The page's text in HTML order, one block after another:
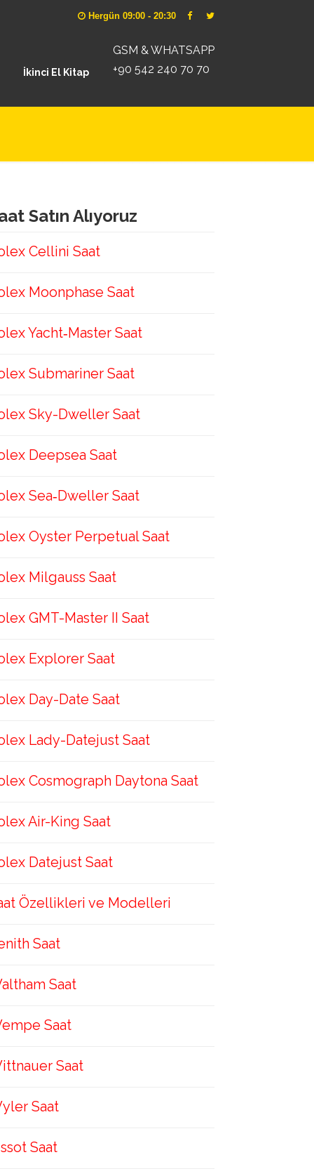
Hergün 09:00 - 20:30
GSM & WHATSAPP
+90 542 240 70 70
İkinci El Kitap
Satın Alıyoruz
Cellini Saat
Moonphase Saat
Yacht‑Master Saat
Submariner Saat
Sky-Dweller Saat
Deepsea Saat
Sea‑Dweller Saat
Oyster Perpetual Saat
Milgauss Saat
GMT-Master II Saat
Explorer Saat
Day-Date Saat
Lady-Datejust Saat
Cosmograph Daytona Saat
Air-King Saat
Datejust Saat
Özellikleri ve Modelleri
Saat
Saat
Saat
Saat
Saat
Saat